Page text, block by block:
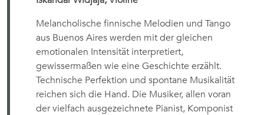
Melancholische finnische Melodien und Tango
aus Buenos Aires werden mit der gleichen
emotionalen Intensität interpretiert,
gewissermaßen wie eine Geschichte erzählt.
Technische Perfektion und spontane Musikalität
reichen sich die Hand. Die Musiker, allen voran
der vielfach ausgezeichnete Pianist, Komponist